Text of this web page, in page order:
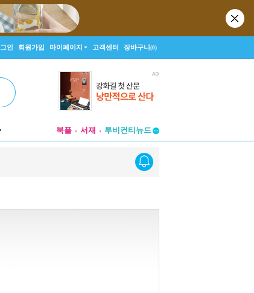
인 회원가입 마이페이지 고객센터 장바구니(0)
북플 서재
창작플랫폼